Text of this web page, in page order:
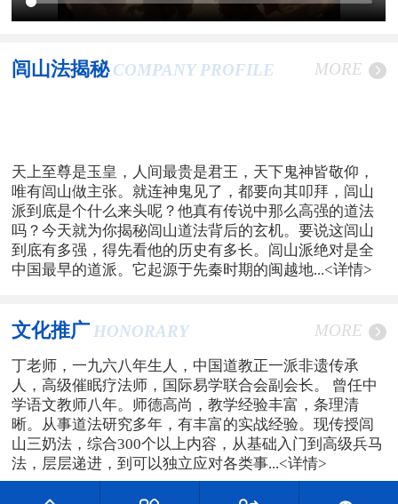
闾山法揭秘 COMPANY PROFILE MORE
天上至尊是玉皇，人间最贵是君王，天下鬼神皆敬仰，
唯有闾山做主张。就连神鬼见了，都要向其叩拜，闾山
派到底是个什么来头呢？他真有传说中那么高强的道法
吗？今天就为你揭秘闾山道法背后的玄机。要说这闾山
到底有多强，得先看他的历史有多长。闾山派绝对是全
中国最早的道派。它起源于先秦时期的闽越地...<详情>
文化推广 HONORARY MORE
丁老师，一九六八年生人，中国道教正一派非遗传承
人，高级催眠疗法师，国际易学联合会副会长。 曾任中
学语文教师八年。师德高尚，教学经验丰富，条理清
晰。从事道法研究多年，有丰富的实战经验。现传授闾
山三奶法，综合300个以上内容，从基础入门到高级兵马
法，层层递进，到可以独立应对各类事...<详情>